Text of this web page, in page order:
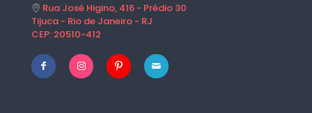
Rua José Higino, 416 - Prédio 30
Tijuca - Rio de Janeiro - RJ
CEP: 20510-412